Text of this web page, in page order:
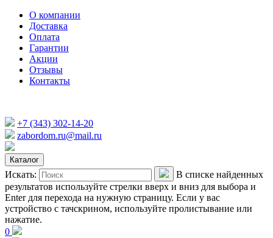
О компании
Доставка
Оплата
Гарантии
Акции
Отзывы
Контакты
+7 (343) 302-14-20
zabordom.ru@mail.ru
Каталог
Искать:
В списке найденных
результатов используйте стрелки вверх и вниз для выбора и
Enter для перехода на нужную страницу. Если у вас
устройство с тачскрином, используйте пролистывание или
нажатие.
0